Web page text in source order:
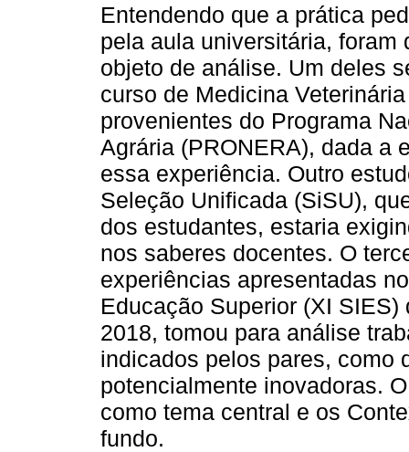
Entendendo que a prática
pela aula universitária,
objeto de análise. Um deles
curso de Medicina
provenientes do Programa
Agrária (PRONERA), dada a
essa experiência. Outro
Seleção Unificada (SiSU),
dos estudantes, estaria
nos saberes docentes. O
experiências apresentadas
Educação Superior (XI
2018, tomou para análise
indicados pelos pares, como
potencialmente inovadoras.
como tema central e os
fundo.